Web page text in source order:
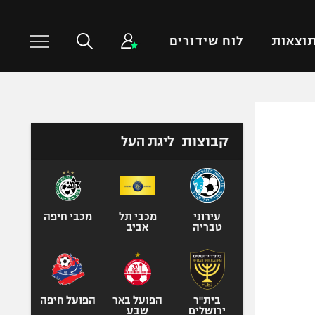
תוצאות לוח שידורים
טניס
כדורעף
ספורט אולימפי
קבוצות ליגת העל
עירוני
טבריה
מכבי תל
אביב
מכבי חיפה
בית"ר
ירושלים
הפועל באר
שבע
הפועל חיפה